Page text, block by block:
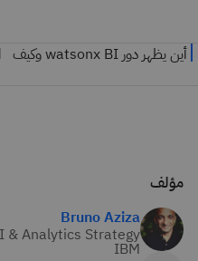
مؤلف
Bruno Aziza
& Analytics Strategy
IBM